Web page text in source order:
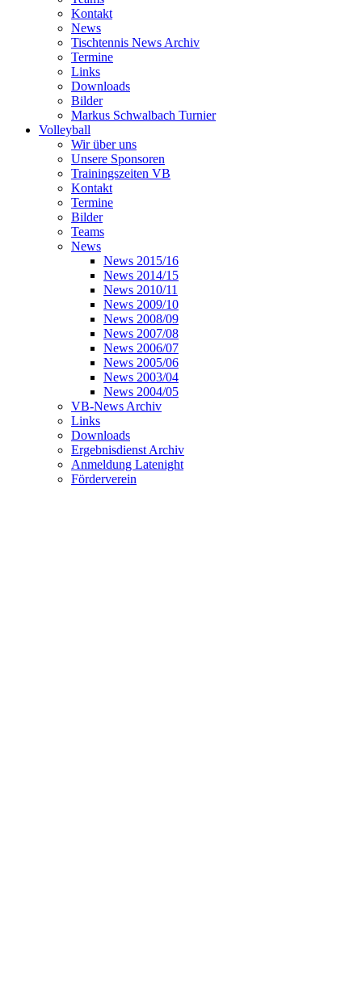
Kontakt
News
Tischtennis News Archiv
Termine
Links
Downloads
Bilder
Markus Schwalbach Turnier
Volleyball
Wir über uns
Unsere Sponsoren
Trainingszeiten VB
Kontakt
Termine
Bilder
Teams
News
News 2015/16
News 2014/15
News 2010/11
News 2009/10
News 2008/09
News 2007/08
News 2006/07
News 2005/06
News 2003/04
News 2004/05
VB-News Archiv
Links
Downloads
Ergebnisdienst Archiv
Anmeldung Latenight
Förderverein